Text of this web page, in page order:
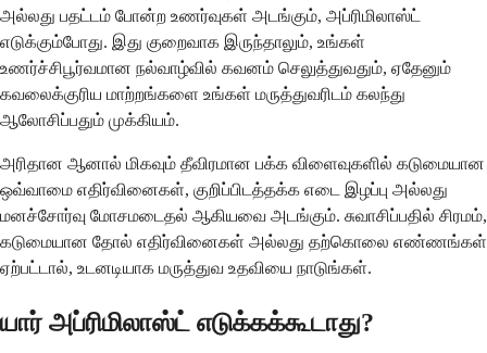
அல்லது பதட்டம் போன்ற உணர்வுகள் அடங்கும், அப்ரிமிலாஸ்ட்
எடுக்கும்போது. இது குறைவாக இருந்தாலும், உங்கள்
உணர்ச்சிபூர்வமான நல்வாழ்வில் கவனம் செலுத்துவதும், ஏதேனும்
கவலைக்குரிய மாற்றங்களை உங்கள் மருத்துவரிடம் கலந்து
ஆலோசிப்பதும் முக்கியம்.
அரிதான ஆனால் மிகவும் தீவிரமான பக்க விளைவுகளில் கடுமையான
ஒவ்வாமை எதிர்வினைகள், குறிப்பிடத்தக்க எடை இழப்பு அல்லது
மனச்சோர்வு மோசமடைதல் ஆகியவை அடங்கும். சுவாசிப்பதில் சிரமம்,
கடுமையான தோல் எதிர்வினைகள் அல்லது தற்கொலை எண்ணங்கள்
ஏற்பட்டால், உடனடியாக மருத்துவ உதவியை நாடுங்கள்.
யார் அப்ரிமிலாஸ்ட் எடுக்கக்கூடாது?